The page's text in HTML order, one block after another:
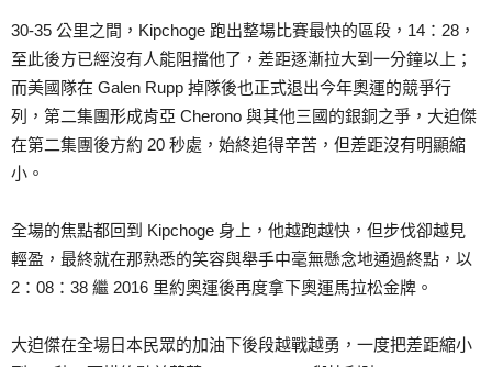
30-35 公里之間，Kipchoge 跑出整場比賽最快的區段，14：28，
至此後方已經沒有人能阻擋他了，差距逐漸拉大到一分鐘以上；
而美國隊在 Galen Rupp 掉隊後也正式退出今年奧運的競爭行
列，第二集團形成肯亞 Cherono 與其他三國的銀銅之爭，大迫傑
在第二集團後方約 20 秒處，始終追得辛苦，但差距沒有明顯縮
小。
全場的焦點都回到 Kipchoge 身上，他越跑越快，但步伐卻越見
輕盈，最終就在那熟悉的笑容與舉手中毫無懸念地通過終點，以
2：08：38 繼 2016 里約奧運後再度拿下奧運馬拉松金牌。
大迫傑在全場日本民眾的加油下後段越戰越勇，一度把差距縮小